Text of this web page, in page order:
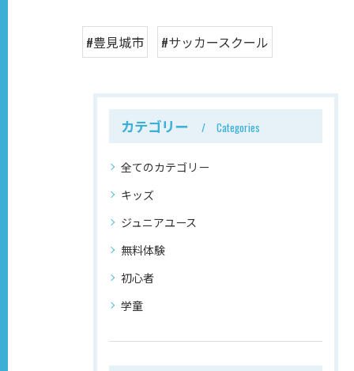
#豊見城市 #サッカースクール
カテゴリー Categories
全てのカテゴリー
キッズ
ジュニアユース
無料体験
初心者
学童